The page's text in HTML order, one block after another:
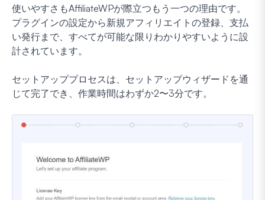
使いやすさもAffiliateWPが際立つもう一つの理由です。
プラグインの設定から新規アフィリエイトの登録、支払
い発行まで、すべてが可能な限りわかりやすいように設
計されています。
セットアッププロセスは、セットアップウィザードを通
じて完了でき、作業時間はわずか2〜3分です。